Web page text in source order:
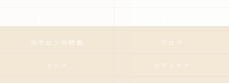
当サロンの特徴 アロマ
リンパ ボディケア